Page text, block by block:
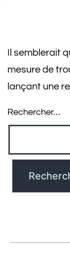
Il semblerait
mesure de
lançant une
Rechercher…